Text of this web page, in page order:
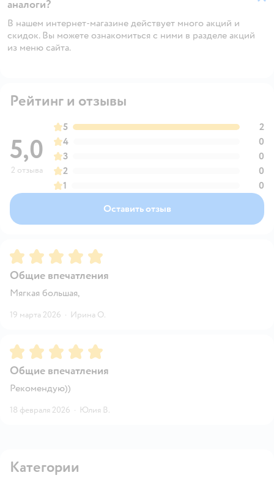
аналоги?
В нашем интернет-магазине действует много акций и
скидок. Вы можете ознакомиться с ними в разделе акций
из меню сайта.
Рейтинг и отзывы
5,0
2 отзыва
5
2
4
0
3
0
2
0
1
0
Оставить отзыв
Рейтинг:5
Общие впечатления
Мягкая большая,
19 марта 2026 · Ирина О.
Рейтинг:5
Общие впечатления
Рекомендую))
18 февраля 2026 · Юлия В.
Категории